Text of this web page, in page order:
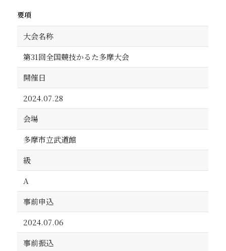
要項
大会名称
第31回全国競技かるた多摩大会
開催日
2024.07.28
会場
多摩市立武道館
級
A
事前申込
2024.07.06
事前振込